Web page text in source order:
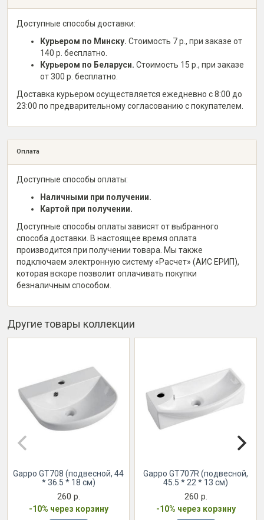
Доступные способы доставки:
Курьером по Минску. Стоимость 7 р., при заказе от
140 р. бесплатно.
Курьером по Беларуси. Стоимость 15 р., при заказе
от 300 р. бесплатно.
Доставка курьером осуществляется ежедневно с 8:00 до
23:00 по предварительному согласованию с покупателем.
Оплата
Доступные способы оплаты:
Наличными при получении.
Картой при получении.
Доступные способы оплаты зависят от выбранного
способа доставки. В настоящее время оплата
производится при получении товара. Мы также
подключаем электронную систему «Расчет» (АИС ЕРИП),
которая вскоре позволит оплачивать покупки
безналичным способом.
Другие товары коллекции
Gappo GT708 (подвесной, 44
* 36.5 * 18 см)
260 р.
-10% через корзину
Gappo GT707R (подвесной,
45.5 * 22 * 13 см)
260 р.
-10% через корзину